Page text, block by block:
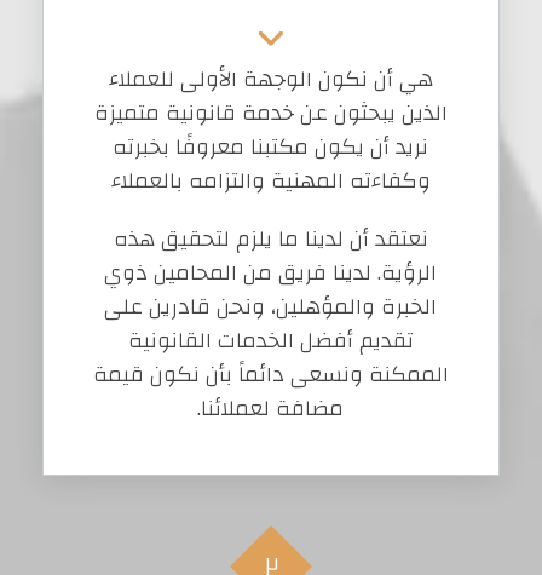
هي أن نكون الوجهة الأولى للعملاء
الذين يبحثون عن خدمة قانونية متميزة
نريد أن يكون مكتبنا معروفًا بخبرته
وكفاءته المهنية والتزامه بالعملاء
نعتقد أن لدينا ما يلزم لتحقيق هذه
الرؤية. لدينا فريق من المحامين ذوي
الخبرة والمؤهلين، ونحن قادرين على
تقديم أفضل الخدمات القانونية
الممكنة ونسعى دائماً بأن نكون قيمة
مضافة لعملائنا.